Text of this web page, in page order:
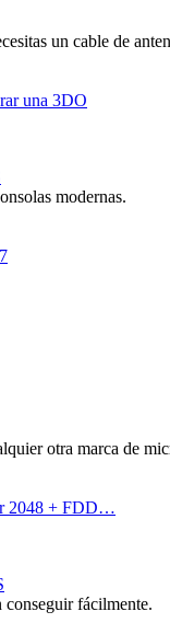
un cable de
una 3DO
modernas.
otra marca de
2048 + FDD…
fácilmente.